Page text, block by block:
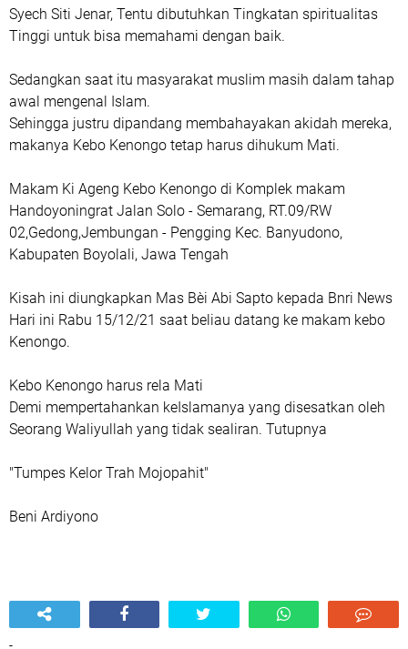
Syech Siti Jenar, Tentu dibutuhkan Tingkatan spiritualitas
Tinggi untuk bisa memahami dengan baik.
Sedangkan saat itu masyarakat muslim masih dalam tahap
awal mengenal Islam.
Sehingga justru dipandang membahayakan akidah mereka,
makanya Kebo Kenongo tetap harus dihukum Mati.
Makam Ki Ageng Kebo Kenongo di Komplek makam
Handoyoningrat Jalan Solo - Semarang, RT.09/RW
02,Gedong,Jembungan - Pengging Kec. Banyudono,
Kabupaten Boyolali, Jawa Tengah
Kisah ini diungkapkan Mas Bèi Abi Sapto kepada Bnri News
Hari ini Rabu 15/12/21 saat beliau datang ke makam kebo
Kenongo.
Kebo Kenongo harus rela Mati
Demi mempertahankan keIslamanya yang disesatkan oleh
Seorang Waliyullah yang tidak sealiran. Tutupnya
"Tumpes Kelor Trah Mojopahit"
Beni Ardiyono
-